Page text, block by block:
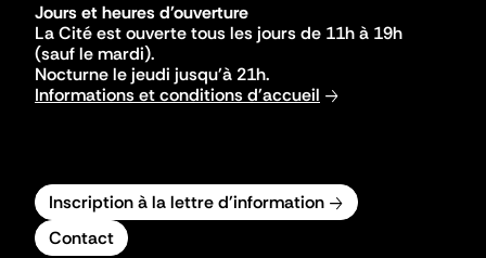
Jours et heures d'ouverture
La Cité est ouverte tous les jours de 11h à 19h
(sauf le mardi).
Nocturne le jeudi jusqu'à 21h.
Informations et conditions d'accueil
Inscription à la lettre d'information
Contact